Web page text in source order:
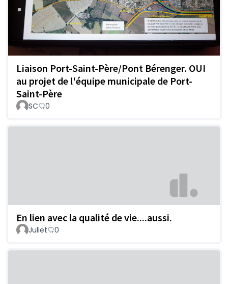
Liaison Port-Saint-Père/Pont Bérenger. OUI
au projet de l'équipe municipale de Port-
Saint-Père
SC 0
En lien avec la qualité de vie....aussi.
Juliet 0